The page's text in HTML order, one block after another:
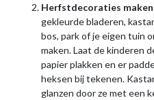
Herfstdecoraties maken
gekleurde bladeren,
bos, park of je eigen tuin
maken. Laat de kinderen
papier plakken en er
heksen bij tekenen.
glanzen door ze met een